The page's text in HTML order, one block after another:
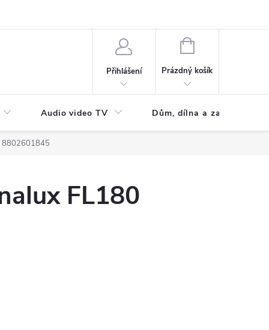
Přihlášení
NÁKUPNÍ
Prázdný košík
Audio video TV Dům, dílna a zahrada
8802601845
FL180